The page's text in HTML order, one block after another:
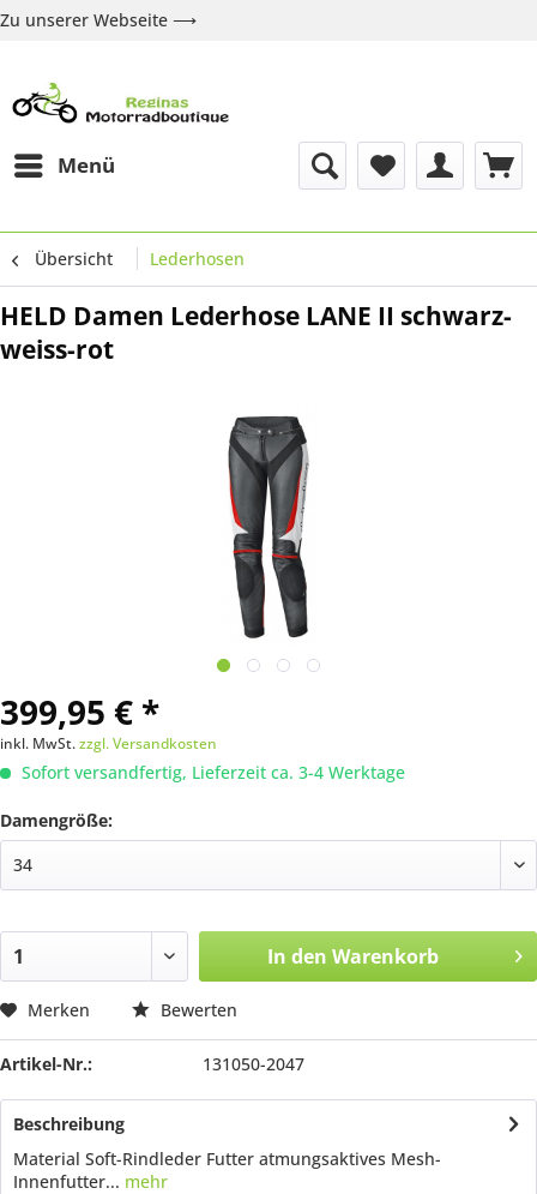
Zu unserer Webseite ⟶
Menü
Übersicht Lederhosen
HELD Damen Lederhose LANE II schwarz-
weiss-rot
399,95 € *
inkl. MwSt.zzgl. Versandkosten
Sofort versandfertig, Lieferzeit ca. 3-4 Werktage
Damengröße:
In den Warenkorb
Merken Bewerten
Artikel-Nr.: 131050-2047
Beschreibung
Material Soft-Rindleder Futter atmungsaktives Mesh-
Innenfutter... mehr